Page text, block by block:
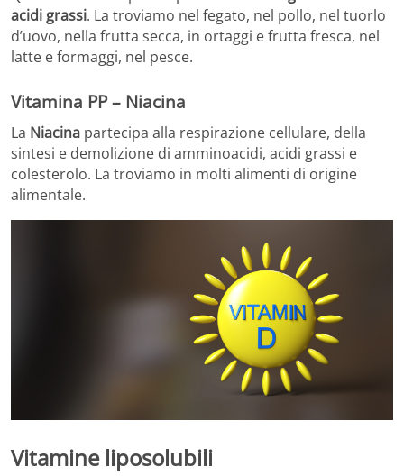
acidi grassi. La troviamo nel fegato, nel pollo, nel tuorlo
d’uovo, nella frutta secca, in ortaggi e frutta fresca, nel
latte e formaggi, nel pesce.
Vitamina PP – Niacina
La Niacina partecipa alla respirazione cellulare, della
sintesi e demolizione di amminoacidi, acidi grassi e
colesterolo. La troviamo in molti alimenti di origine
alimentale.
Vitamine liposolubili